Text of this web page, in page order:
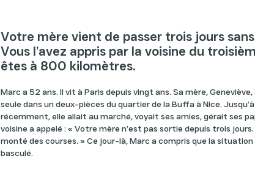
Votre mère vient de passer trois jours
Vous l’avez appris par la voisine du
êtes à 800 kilomètres.
Marc a 52 ans. Il vit à Paris depuis vingt ans. Sa mère,
seule dans un deux-pièces du quartier de la Buffa à Nice. Jusqu’à
récemment, elle allait au marché, voyait ses amies, gérait ses
voisine a appelé : « Votre mère n’est pas sortie depuis trois
monté des courses. » Ce jour-là, Marc a compris que la
basculé.